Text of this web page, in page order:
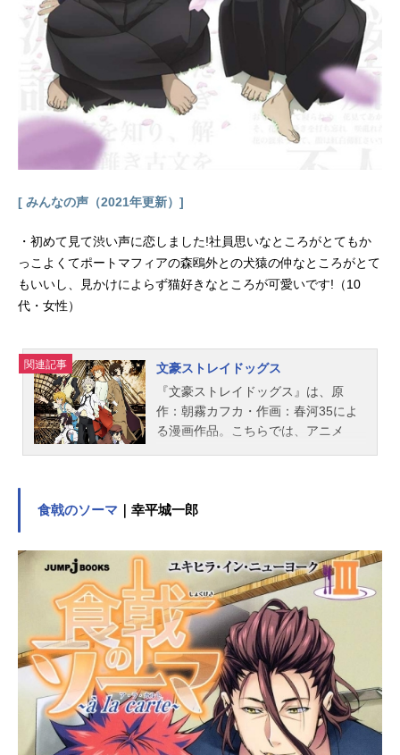
[ みんなの声（2021年更新）]
・初めて見て渋い声に恋しました!社員思いなところがとてもか
っこよくてポートマフィアの森鴎外との犬猿の仲なところがとて
もいいし、見かけによらず猫好きなところが可愛いです!（10
代・女性）
関連記事
文豪ストレイドッグス
『文豪ストレイドッグス』は、原
作：朝霧カフカ・作画：春河35によ
る漫画作品。こちらでは、アニメ
食戟のソーマ ｜幸平城一郎